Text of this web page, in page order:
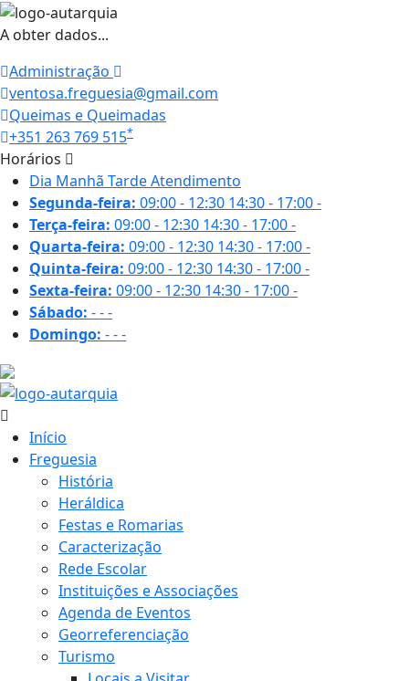
A obter dados...
Administração
ventosa.freguesia@gmail.com
Queimas e Queimadas
+351 263 769 515*
Horários
Dia Manhã TardeAtendimento
Segunda-feira: 09:00 - 12:30 14:30 - 17:00-
Terça-feira: 09:00 - 12:30 14:30 - 17:00-
Quarta-feira: 09:00 - 12:30 14:30 - 17:00-
Quinta-feira: 09:00 - 12:30 14:30 - 17:00-
Sexta-feira: 09:00 - 12:30 14:30 - 17:00-
Sábado: ---
Domingo: ---
Início
Freguesia
História
Heráldica
Festas e Romarias
Caracterização
Rede Escolar
Instituições e Associações
Agenda de Eventos
Georreferenciação
Turismo